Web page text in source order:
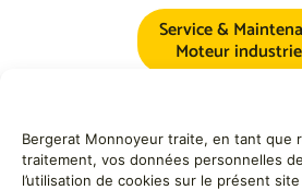
Bergerat Monnoyeur traite, en tant que
traitement, vos données personnelles
l’utilisation de cookies sur le présent
Service &
Moteur